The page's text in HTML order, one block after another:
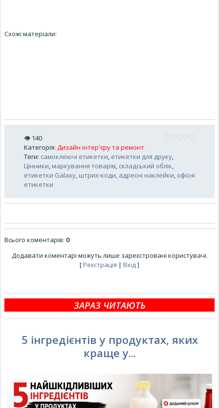
Схожі матеріали:
👁 140
Категорія: Дизайн інтер'єру та ремонт
Теги: самоклеючі етикетки, етикетки для друку,
Цінники, маркування товарів, складський облік,
етикетки Galaxy, штрих-коди, адресні наклейки, офісні
етикетки
Всього коментарів: 0
Додавати коментарі можуть лише зареєстровані користувачі.
[Реєстрація | Вхід]
ЗАРАЗ ЧИТАЮТЬ
5 інгредієнтів у продуктах, яких
краще у...